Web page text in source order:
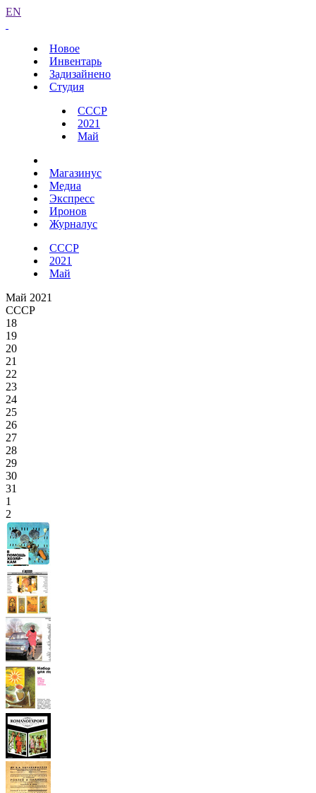
EN
Новое
Инвентарь
Задизайнено
Студия
СССР
2021
Май
Магазинус
Медиа
Экспресс
Иронов
Журналус
СССР
2021
Май
Май 2021
СССР
18
19
20
21
22
23
24
25
26
27
28
29
30
31
1
2